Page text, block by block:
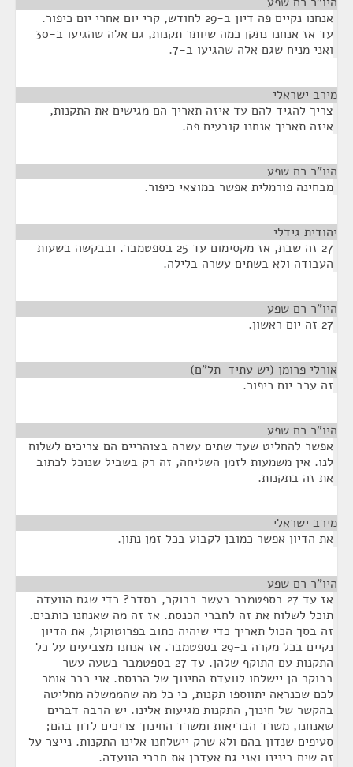
אנחנו נקיים פה דיון ב-29 לחודש, קרי יום אחרי יום כיפור.
עד אז אנחנו נתקן כמה שיותר תקנות, גם אלה שהגיעו ב-30
ואני מניח שגם אלה שהגיעו ב-7.
מירב ישראלי
צריך להגיד להם עד איזה תאריך הם מגישים את התקנות,
איזה תאריך אנחנו קובעים פה.
היו"ר רם שפע
מבחינה פורמלית אפשר במוצאי כיפור.
יהודית גידלי
27 זה שבת, אז מקסימום עד 25 בספטמבר. ובבקשה בשעות
העבודה ולא בשתים עשרה בלילה.
היו"ר רם שפע
27 זה יום ראשון.
אורלי פרומן (יש עתיד-תל"ם)
זה ערב יום כיפור.
היו"ר רם שפע
אפשר להחליט שעד שתים עשרה בצוהריים הם צריכים לשלוח
לנו. אין משמעות לזמן השליחה, זה רק בשביל שנוכל לכתוב
את זה בתקנות.
מירב ישראלי
את הדיון אפשר כמובן לקבוע בכל זמן נתון.
היו"ר רם שפע
אז עד 27 בספטמבר בעשר בבוקר, בסדר? כדי שגם הוועדה
תוכל לשלוח את זה לחברי הכנסת. אז זה מה שאנחנו כותבים.
זה בסך הכול תאריך כדי שיהיה כתוב בפרוטוקול, את הדיון
נקיים בכל מקרה ב-29 בספטמבר. אז אנחנו מצביעים על כל
התקנות עם התוקף שלהן. עד 27 בספטמבר בשעה עשר
בבוקר הן יישלחו לוועדת החינוך של הכנסת. אני כבר אומר
לכם שכנראה יתווספו תקנות, כי כל מה שהממשלה מחליטה
בהקשר של חינוך, התקנות מגיעות אלינו. יש הרבה דברים
שאנחנו, משרד הבריאות ומשרד החינוך צריכים לדון בהם;
סעיפים שנדון בהם ולא שרק יישלחנו אלינו התקנות. נייצר על
זה שיח בינינו ואני גם אעדכן את חברי הוועדה.